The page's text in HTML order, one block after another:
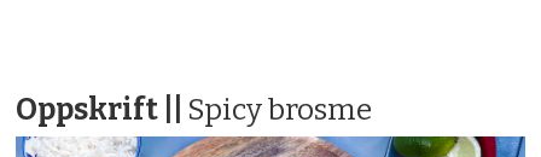
Oppskrift || Spicy brosme